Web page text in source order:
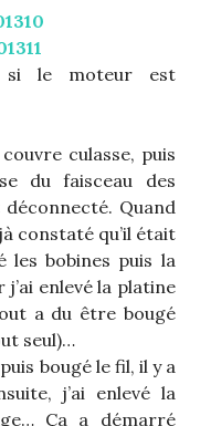
si le moteur est
culasse, puis
du faisceau des
Quand
constaté qu’il était
les bobines puis la
enlevé la platine
a du être bougé
seul)…
bougé le fil, il y a
j’ai enlevé la
Ça a démarré